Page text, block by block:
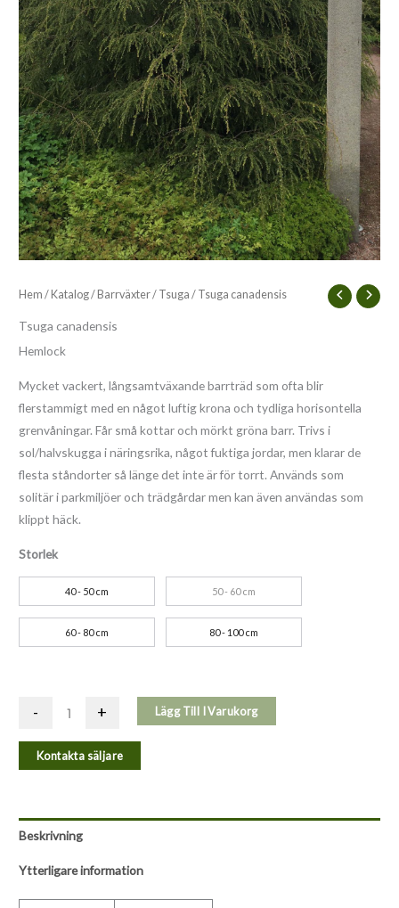
Hem / Katalog/ Barrväxter/ Tsuga / Tsuga canadensis
Tsuga canadensis
Hemlock
Mycket vackert, långsamtväxande barrträd som ofta blir
flerstammigt med en något luftig krona och tydliga horisontella
grenvåningar. Får små kottar och mörkt gröna barr. Trivs i
sol/halvskugga i näringsrika, något fuktiga jordar, men klarar de
flesta ståndorter så länge det inte är för torrt. Används som
solitär i parkmiljöer och trädgårdar men kan även användas som
klippt häck.
Storlek
40 - 50 cm 50 - 60 cm
60 - 80 cm 80 - 100 cm
- + Lägg Till I Varukorg
Kontakta säljare
Beskrivning
Ytterligare information